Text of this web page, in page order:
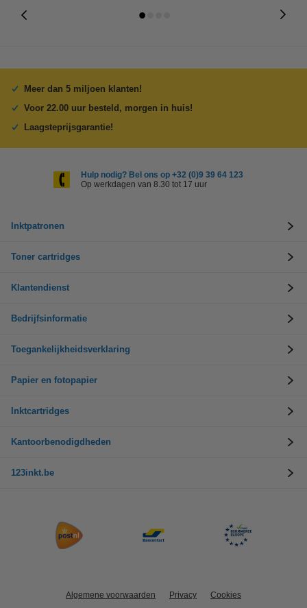
Meer dan 5 miljoen klanten!
Voor 22.00 uur besteld, morgen in huis!
Laagsteprijsgarantie!
Hulp nodig? Bel ons op +32 (0)9 39 64 123
Op werkdagen van 8.30 tot 17 uur
Inktpatronen
Toner cartridges
Klantendienst
Bedrijfsinformatie
Toegankelijkheidsverklaring
Papier en fotopapier
Inktcartridges
Kantoorbenodigdheden
123inkt.be
Algemene voorwaarden Privacy Cookies